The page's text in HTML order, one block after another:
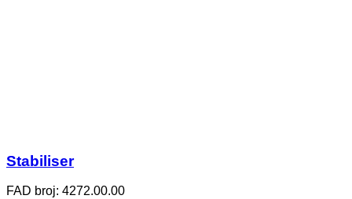
Stabiliser
FAD broj: 4272.00.00